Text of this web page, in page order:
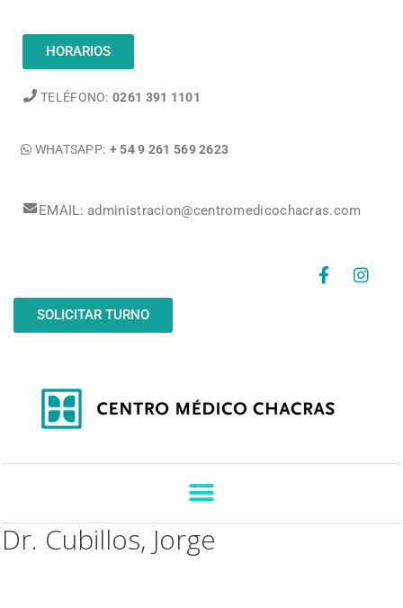
HORARIOS
TELÉFONO: 0261 391 1101
WHATSAPP: + 54 9 261 569 2623
EMAIL: administracion@centromedicochacras.com
SOLICITAR TURNO
Dr. Cubillos, Jorge